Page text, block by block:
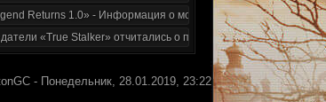
Returns 1.0» - Информация о моде за июнь 2020
«True Stalker» отчитались о проделанной работе
- Понедельник, 28.01.2019, 23:22